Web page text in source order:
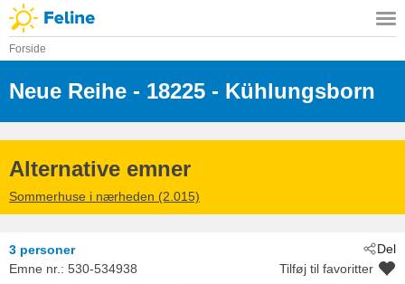
Forside
Neue Reihe - 18225 - Kühlungsborn
Alternative emner
Sommerhuse i nærheden (2.015)
Del
3 personer
Emne nr.: 530-534938 Tilføj til favoritter